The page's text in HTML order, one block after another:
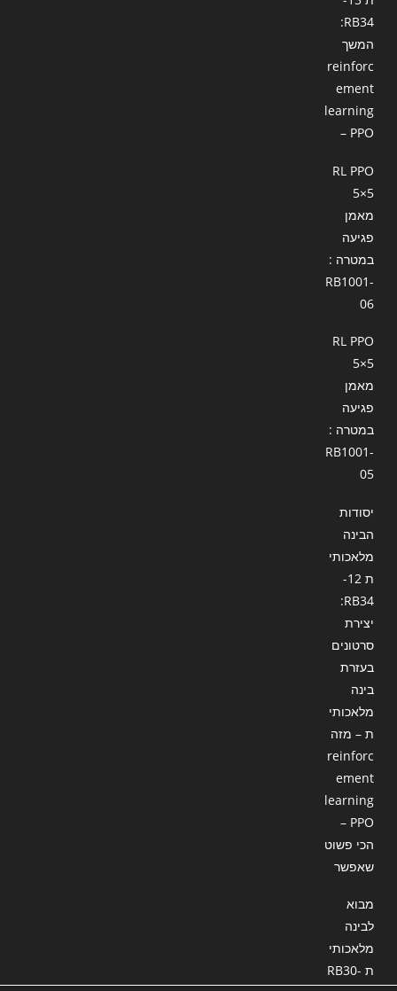
RB34:
המשך
reinforc
ement
learning
– PPO
RL PPO
5×5
מאמן
פגיעה
במטרה :
RB1001-
06
RL PPO
5×5
מאמן
פגיעה
במטרה :
RB1001-
05
יסודות
הבינה
מלאכותי
ת 12-
RB34:
יצירת
סרטונים
בעזרת
בינה
מלאכותי
ת – מזה
reinforc
ement
learning
– PPO
הכי פשוט
שאפשר
מבוא
לבינה
מלאכותי
ת RB30-